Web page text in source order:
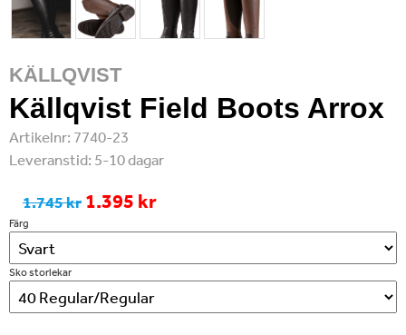
KÄLLQVIST
Källqvist Field Boots Arrox
Artikelnr: 7740-23
Leveranstid: 5-10 dagar
1.745 kr 1.395 kr
Färg
Sko storlekar